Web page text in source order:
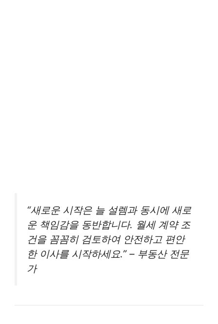
“새로운 시작은 늘 설렘과 동시에 새로
운 책임감을 동반합니다. 월세 계약 조
건을 꼼꼼히 검토하여 안전하고 편안
한 이사를 시작하세요.” – 부동산 전문
가